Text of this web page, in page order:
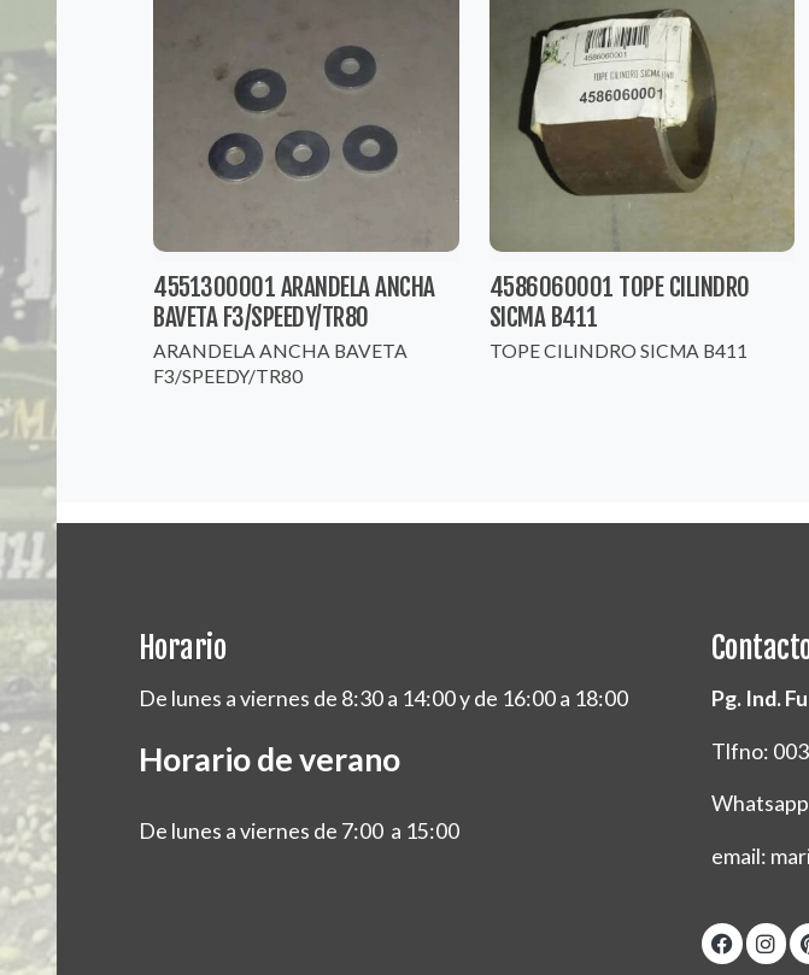
4551300001 ARANDELA ANCHA
BAVETA F3/SPEEDY/TR80
ARANDELA ANCHA BAVETA
F3/SPEEDY/TR80
4586060001 TOPE CILINDRO
SICMA B411
TOPE CILINDRO SICMA B411
Horario
De lunes a viernes de 8:30 a 14:00 y de 16:00 a 18:00
Horario de verano
De lunes a viernes de 7:00 a 15:00
Pg. Ind.
Tlfno:
email: